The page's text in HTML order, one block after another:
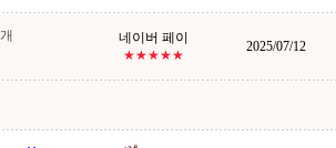
네이버 페이
★★★★★
2025/07/12